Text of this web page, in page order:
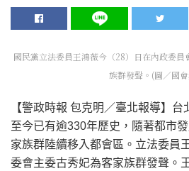
國民黨立法委員王鴻薇今（28）日在內政委
族群發聲。(圖／國
【警政時報 包克明／臺北報導】
至今已有逾330年歷史，隨著都市
家族群陸續移入都會區。立法委員
委會主委古秀妃為客家族群發聲。